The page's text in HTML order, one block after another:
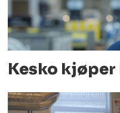
Kesko kjøper